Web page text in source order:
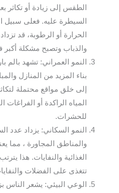
الطقس إلى زيادة أو
السيطرة عليه. فعلى سبيل
الحرارة أو الرطوبة، قد
والذباب وتصبح مشكلة أكبر
النمو العمراني: تشهد بالم
بناء المزيد من المنازل
إلى خلق مواقع محتملة
المياه الراكدة أو الفراغات
للحشرات.
النمو السكاني: يزداد عدد
والمناطق المجاورة ، مما
الغذائية والنفايات. هذا
تتغذى على الفضلات
الوعي البيئي: يشعر الناس